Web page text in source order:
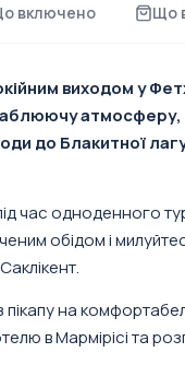
включено Що
виходом у
атмосферу,
до Блакитної
час одноденного
обідом і
пікапу на
в Мармірісі та